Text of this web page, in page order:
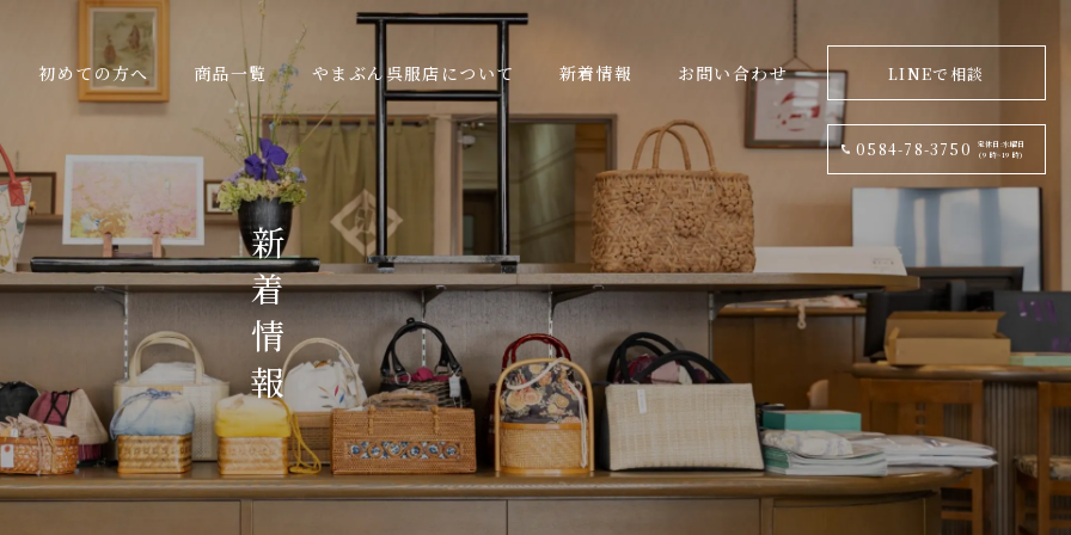
初めての方へ 商品一覧 やまぶん呉服店について 新着情報 お問い合わせ LINEで相談
0584-78-3750
定休日:水曜日
(9 時~19 時)
新
着
情
報